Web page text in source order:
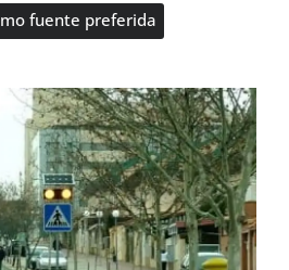
fuente preferida